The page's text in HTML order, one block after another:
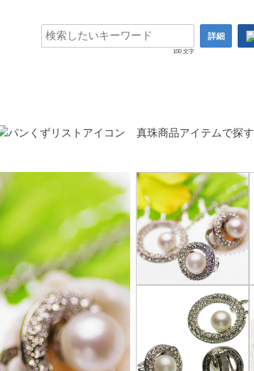
100 文字
詳細
真珠商品アイテムで探す